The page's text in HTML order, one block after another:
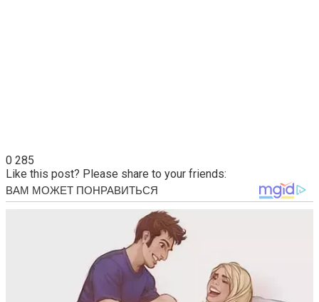
0 285
Like this post? Please share to your friends: